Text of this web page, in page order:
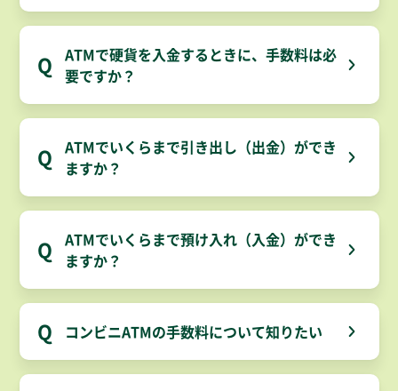
Q
ATMで硬貨を入金するときに、手数料は必
要ですか？
Q
ATMでいくらまで引き出し（出金）ができ
ますか？
Q
ATMでいくらまで預け入れ（入金）ができ
ますか？
Q コンビニATMの手数料について知りたい